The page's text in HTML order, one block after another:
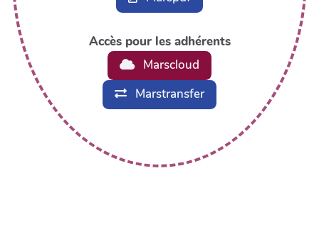
Accès pour les adhérents
Marscloud
Marstransfer